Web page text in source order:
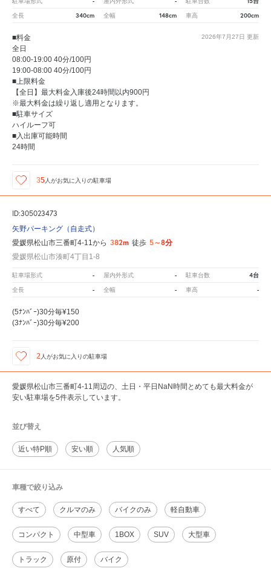
全長 340cm 全幅 148cm 車高 200cm
2026年7月27日 更新
■料金
全日
08:00-19:00 40分/100円
19:00-08:00 40分/100円
■上限料金
【全日】最大料金入庫後24時間以内900円
※最大料金は繰り返し適用となります。
■駐車サイズ
ハイルーフ可
■入出庫可能時間
24時間
35 人がお気に入りの駐車場
ID:305023473
矢野パーキング（自走式）
愛媛県松山市三番町4-11から 382m 徒歩 5～8分
愛媛県松山市湊町4丁目1-8
駐車場形式 - 屋内外形式 - 駐車台数 4台
全長 - 全幅 - 車高 -
(5ﾅﾝﾊﾞｰ)30分毎¥150
(3ﾅﾝﾊﾞｰ)30分毎¥200
2 人がお気に入りの駐車場
愛媛県松山市三番町4-11周辺の、土日・平日NaN時間とめても最大料金が
安い駐車場を5件表示しています。
並び替え
近い特P順 安い順 人気順
車種で絞り込み
すべて クルマのみ バイクのみ 軽自動車
コンパクト 中型車 1BOX SUV 大型車
トラック 原付 バイク